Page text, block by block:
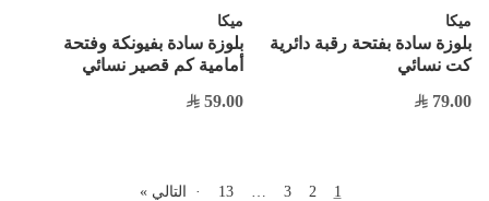
ميكا
بلوزة سادة بفتحة رقبة دائرية
كت نسائي
79.00
ميكا
بلوزة سادة بفيونكة وفتحة
أمامية كم قصير نسائي
59.00
1
2
3
13
· التالي »